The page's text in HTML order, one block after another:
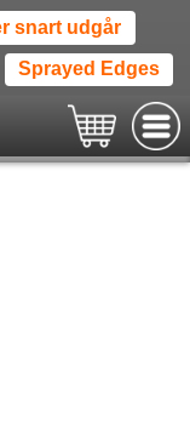
snart udgår
Sprayed Edges